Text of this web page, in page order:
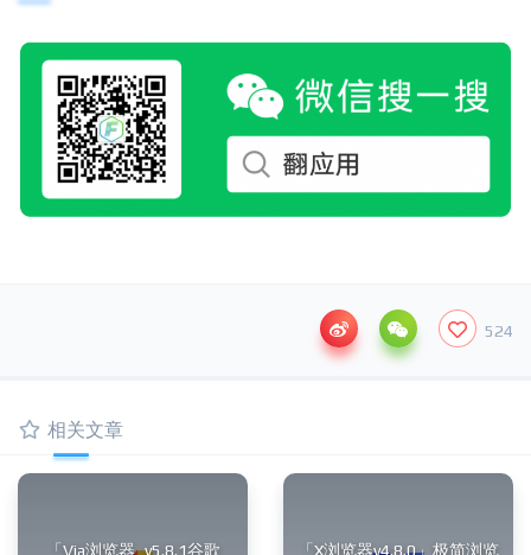
524
相关文章
「Via浏览器_v5.8.1谷歌
「X浏览器v4.8.0」极简浏览